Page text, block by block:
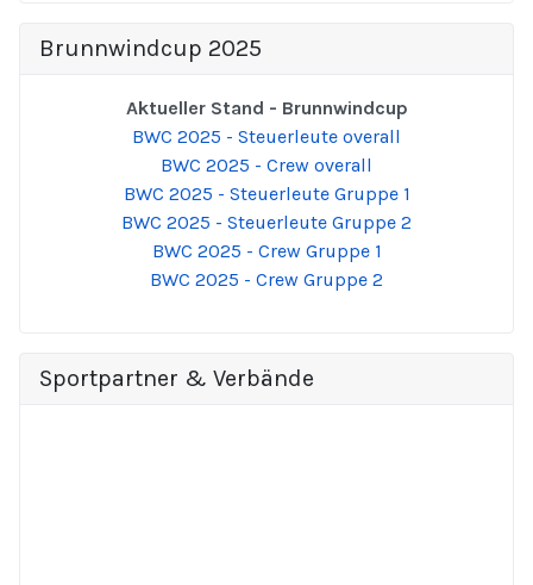
Brunnwindcup 2025
Aktueller Stand - Brunnwindcup
BWC 2025 - Steuerleute overall
BWC 2025 - Crew overall
BWC 2025 - Steuerleute Gruppe 1
BWC 2025 - Steuerleute Gruppe 2
BWC 2025 - Crew Gruppe 1
BWC 2025 - Crew Gruppe 2
Sportpartner & Verbände